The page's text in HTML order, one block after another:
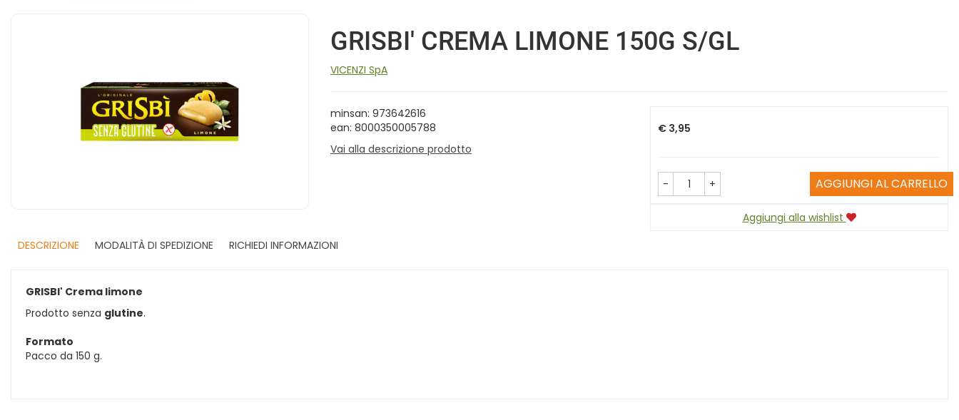
GRISBI' CREMA LIMONE 150G S/GL
VICENZI SpA
minsan: 973642616
ean: 8000350005788
Vai alla descrizione prodotto
Prezzo
€ 3,95
- + AGGIUNGI AL CARRELLO
Aggiungi alla wishlist
DESCRIZIONE
MODALITÀ DI SPEDIZIONE RICHIEDI INFORMAZIONI
GRISBI' Crema limone
Prodotto senza glutine.
Formato
Pacco da 150 g.